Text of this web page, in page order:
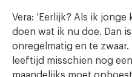
Vera: ‘Eerlijk? Als ik
doen wat ik nu doe. Dan
onregelmatig en te
leeftijd misschien nog